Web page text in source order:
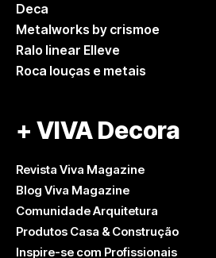
Deca
Metalworks by crismoe
Ralo linear Elleve
Roca louças e metais
+ VIVA Decora
Revista Viva Magazine
Blog Viva Magazine
Comunidade Arquitetura
Produtos Casa & Construção
Inspire-se com Profissionais